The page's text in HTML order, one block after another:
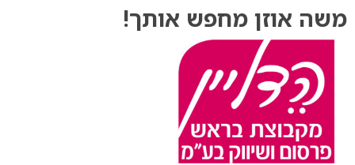
משה אוזן מחפש אותך!